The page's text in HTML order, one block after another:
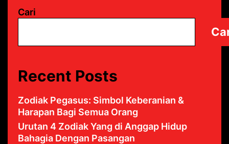
Cari
Recent Posts
Zodiak Pegasus: Simbol Keberanian &
Harapan Bagi Semua Orang
Urutan 4 Zodiak Yang di Anggap Hidup
Bahagia Dengan Pasangan